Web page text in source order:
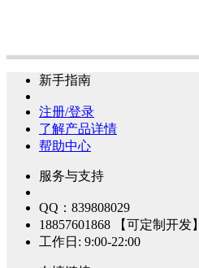
新手指南
注册/登录
了解产品详情
帮助中心
服务与支持
QQ：839808029
18857601868 【可定制开发】
工作日: 9:00-22:00